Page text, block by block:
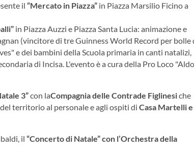
il “Mercato in Piazza” in Piazza Marsilio Ficino a
in Piazza Auzzi e Piazza Santa Lucia: animazione e
(vincitore di tre Guinness World Record per bolle
e dei bambini della Scuola primaria in canti natalizi,
di Incisa. L'evento è a cura della Pro Loco "Aldo
3”con laCompagnia delle Contrade Figlinesiche
territorio al personale e agli ospiti di Casa Martelli e
il “Concerto di Natale”con l’Orchestra della